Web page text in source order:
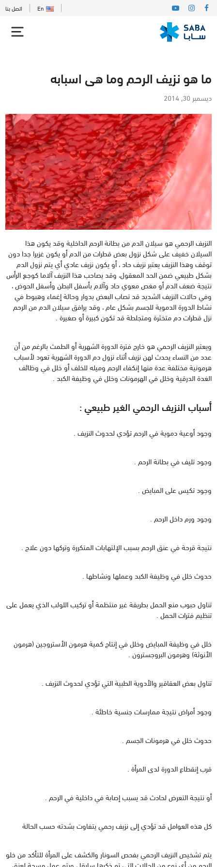
En اتصل بنا
ما هو نزيف الرحم وما هى اسبابه
ديسمبر 30, 2014
النزيف الرحمي هو سيلان الدم من بطانة الرحم الداخلية وقد يكون هذا
السيلان خفيف على شكل نزول بعض قطرات من الدم أو يكون غزيرا جدا دون
توقف وهذا النزيف يعتبر نزيف حاد ، أو يكون نزيف عادي أي يتم نزول الدم
بشكل طبيعي ضمن الحد المعقول، وقد يصاحب هذا النزيف آلاما كوجع الرأس
نتيجة ضعف الدم أو مغص معوي حاد وآلام بأسفل البطن وأسفل الحوض ،
وفي حالات النزيف الشديد قد تصاب البعض بدوار وحالة إغماء وهبوط في
نشاط الدورة الدموية للجسم بشكل عام ، وقد يرافق سيلان الدم من الرحم
نزل قطرات دم متخثرة ومتجلطة قد تكون كبيرة أو صغيرة .
ويعتبر النزيف الرحمي هو خارج فترة الدورة الشهرية أو الطمث بالرغم من أن
عدد من النساء يحدث لهن نزيف أثناء نزول دم الدورة الشهرية تعود لأسباب
هرمونية مختلفة عدة منها إنكفاء الرحم وميله للخلف أو خلل في وظائف
الغدة الدرقية وخلل في الهرمونات وخلل في وظيفة الكبد .
أسباب النزيف الرحمي الغير طبيعي :
وجود أوعية دموية في الرحم تؤدي لحدوث النزيف .
وجود تليف في بطانة الرحم .
وجود تكيس على المبايض .
وجود ورم داخل الرحم .
نتيجة قرحة في عنق الرحم بسبب الإلتهابات المتكررة وتركها دون علاج .
حدوث خلل في وظيفة الكبد وعملها ونشاطها .
تناول حبوب منع الحمل بطريقة غير منتظمة أو تركيب اللولب الذي يعمل على
تنظيم فترات الحمل .
خلل في وظيفة المبايض وخلل في إنتاج كمية هرمون الأستروجين (هرمون
الأنوثة) وهرمون البروجسترون .
تناول بعض العقاقير والأدوية الطبية التي تؤدي لحدوث النزيف .
وجود أمراض نتيجة ممارسات جنسية خاطئة .
حدوث خلل في هرمونات الجسم .
قرب إنقطاع الدورة لدى المرأة .
أو نتيجة التعرض لحادث قد يسبب إصابة في داخلية في الرحم .
كل هذه العوامل قد تؤدي إلى نزيف رحمي يتفاوت بشدته حسب الحالة
يتم تشخيص النزيف الرحمي بفحص السونار والكشف على المرأة للتأكد من خلو
الرحم من أي نوع من الحالات التي تم ذكرها سابقا ، ويتم عمل مسحة لعنق